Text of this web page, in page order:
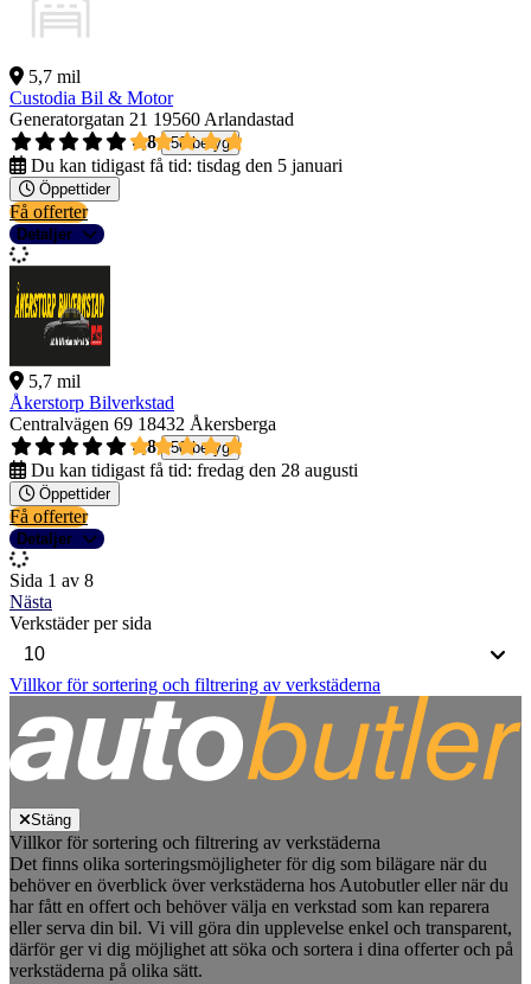
5,7 mil
Custodia Bil & Motor
Generatorgatan 21 19560 Arlandastad
4,8
58 betyg
Du kan tidigast få tid: tisdag den 5 januari
Öppettider
Få offerter
Detaljer
5,7 mil
Åkerstorp Bilverkstad
Centralvägen 69 18432 Åkersberga
4,8
50 betyg
Du kan tidigast få tid: fredag den 28 augusti
Öppettider
Få offerter
Detaljer
Sida 1 av 8
Nästa
Verkstäder per sida
Villkor för sortering och filtrering av verkstäderna
Stäng
Villkor för sortering och filtrering av verkstäderna
Det finns olika sorteringsmöjligheter för dig som bilägare när du
behöver en överblick över verkstäderna hos Autobutler eller när du
har fått en offert och behöver välja en verkstad som kan reparera
eller serva din bil. Vi vill göra din upplevelse enkel och transparent,
därför ger vi dig möjlighet att söka och sortera i dina offerter och på
verkstäderna på olika sätt.